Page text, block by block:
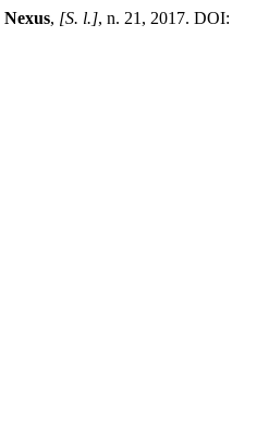
Nexus, [S. l.], n. 21, 2017. DOI: